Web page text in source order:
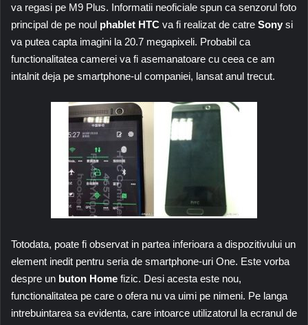
va regasi pe M9 Plus. Informatii neoficiale spun ca senzorul foto
principal de pe noul phablet HTC va fi realizat de catre Sony si
va putea capta imagini la 20.7 megapixeli. Probabil ca
functionalitatea camerei va fi asemanatoare cu ceea ce am
intalnit deja pe smartphone-ul companiei, lansat anul trecut.
Totodata, poate fi observat in partea inferioara a dispozitivului un
element inedit pentru seria de smartphone-uri One. Este vorba
despre un buton Home fizic. Desi acesta este nou,
functionalitatea pe care o ofera nu va uimi pe nimeni. Pe langa
intrebuintarea sa evidenta, care intoarce utilizatorul la ecranul de